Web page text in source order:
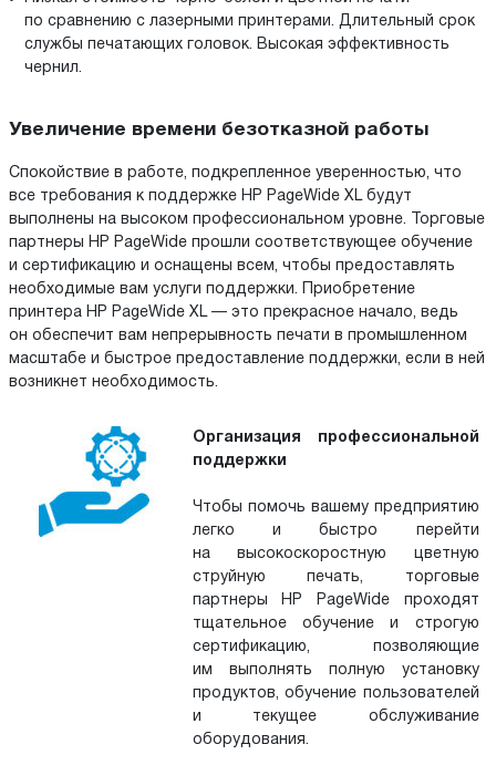
по сравнению с лазерными принтерами. Длительный срок
службы печатающих головок. Высокая эффективность
чернил.
Увеличение времени безотказной работы
Спокойствие в работе, подкрепленное уверенностью, что
все требования к поддержке HP PageWide XL будут
выполнены на высоком профессиональном уровне. Торговые
партнеры HP PageWide прошли соответствующее обучение
и сертификацию и оснащены всем, чтобы предоставлять
необходимые вам услуги поддержки. Приобретение
принтера HP PageWide XL — это прекрасное начало, ведь
он обеспечит вам непрерывность печати в промышленном
масштабе и быстрое предоставление поддержки, если в ней
возникнет необходимость.
Организация профессиональной
поддержки
Чтобы помочь вашему предприятию
легко и быстро перейти
на высокоскоростную цветную
струйную печать, торговые
партнеры HP PageWide проходят
тщательное обучение и строгую
сертификацию, позволяющие
им выполнять полную установку
продуктов, обучение пользователей
и текущее обслуживание
оборудования.